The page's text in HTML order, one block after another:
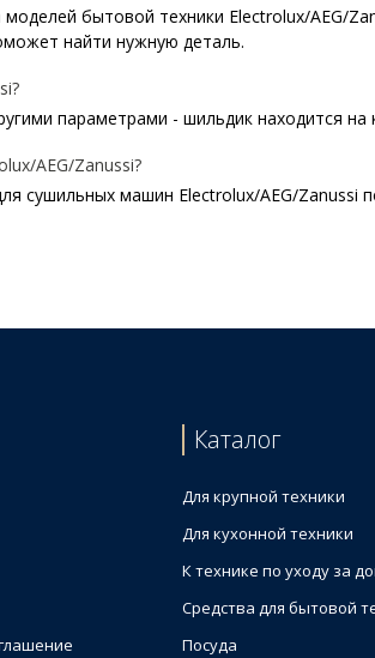
бытовой техники Electrolux/AEG/
найти нужную деталь.
параметрами - шильдик находится
AEG/Zanussi?
сушильных машин Electrolux/AEG/Zanussi
Каталог
Для крупной техники
Для кухонной техники
К технике по уходу за
Средства для бытовой
Посуда